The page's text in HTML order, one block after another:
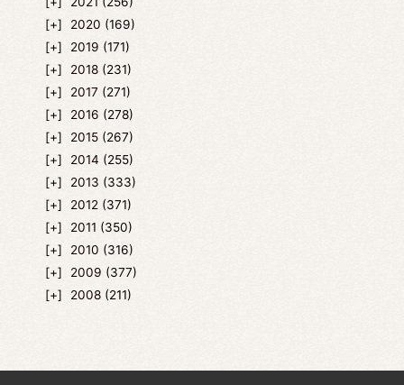
2020 (169)
2019 (171)
2018 (231)
2017 (271)
2016 (278)
2015 (267)
2014 (255)
2013 (333)
2012 (371)
2011 (350)
2010 (316)
2009 (377)
2008 (211)